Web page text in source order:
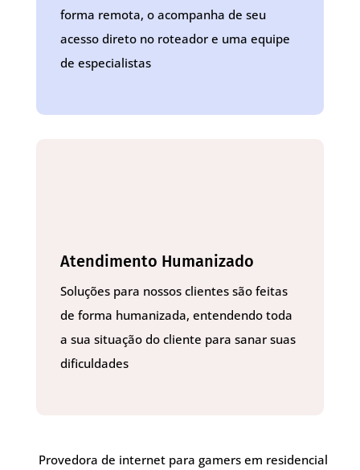
forma remota, o acompanha de seu
acesso direto no roteador e uma equipe
de especialistas
Atendimento Humanizado
Soluções para nossos clientes são feitas
de forma humanizada, entendendo toda
a sua situação do cliente para sanar suas
dificuldades
Provedora de internet para gamers em residencial